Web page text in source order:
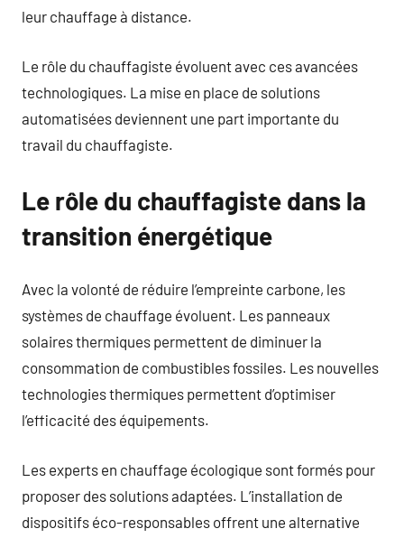
leur chauffage à distance.
Le rôle du chauffagiste évoluent avec ces avancées
technologiques. La mise en place de solutions
automatisées deviennent une part importante du
travail du chauffagiste.
Le rôle du chauffagiste dans la
transition énergétique
Avec la volonté de réduire l’empreinte carbone, les
systèmes de chauffage évoluent. Les panneaux
solaires thermiques permettent de diminuer la
consommation de combustibles fossiles. Les nouvelles
technologies thermiques permettent d’optimiser
l’efficacité des équipements.
Les experts en chauffage écologique sont formés pour
proposer des solutions adaptées. L’installation de
dispositifs éco-responsables offrent une alternative